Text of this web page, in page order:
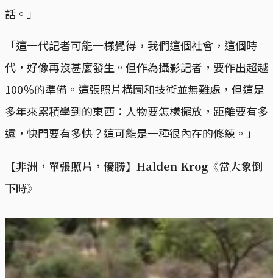
話。」
「這一代記者可能一樣覺得，我們這個社會，這個時
代，好像再沒甚麼發生。但作為攝影記者，要作出超越
100％的準備。這張照片構圖和技術並無難處，但這是
多年來累積學到的東西：人物要怎樣擺放，距離要有多
遠，快門要有多快？這可能是一種很內在的修練。」
【非洲，單張照片，優勝】Halden Krog《當大象倒
下時》